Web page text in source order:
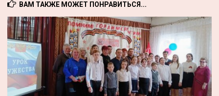
ВАМ ТАКЖЕ МОЖЕТ ПОНРАВИТЬСЯ...